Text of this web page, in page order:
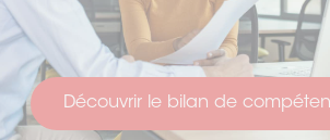
Découvrir le bilan de